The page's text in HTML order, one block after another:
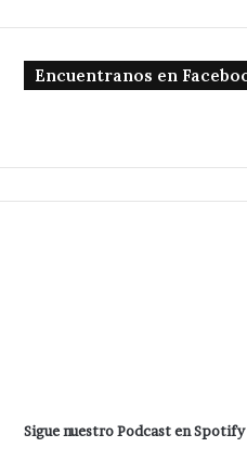
Encuentranos en
Sigue nuestro Podcast en Spotify